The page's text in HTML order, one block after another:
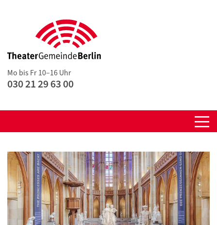
Mo bis Fr 10–16 Uhr
030 21 29 63 00